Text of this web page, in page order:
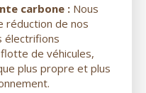
carbone : Nous
réduction de nos
électrifions
de véhicules,
plus propre et plus